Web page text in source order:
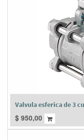
Valvula esferica de 3
$ 950,00